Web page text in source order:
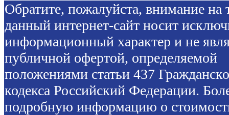
Обратите, пожалуйста, внимание на
данный интернет-сайт носит
информационный характер и не
публичной офертой, определяемой
положениями статьи 437
кодекса Российский Федерации.
подробную информацию о